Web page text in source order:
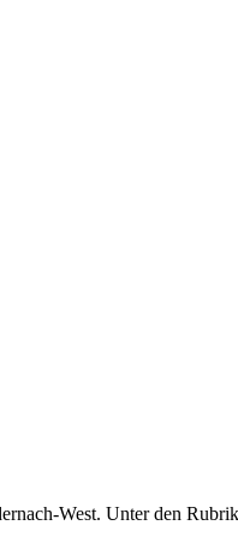
West. Unter den